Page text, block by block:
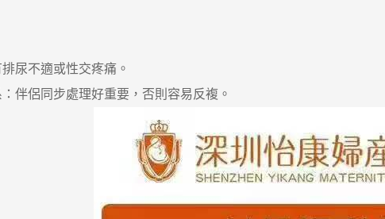
不適或性交疼痛。
侶同步處理好重要，否則容易反複。